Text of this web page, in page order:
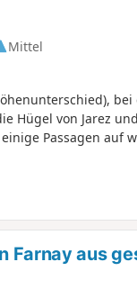
Mittel
Hügel von Jarez
Passagen auf
Farnay aus